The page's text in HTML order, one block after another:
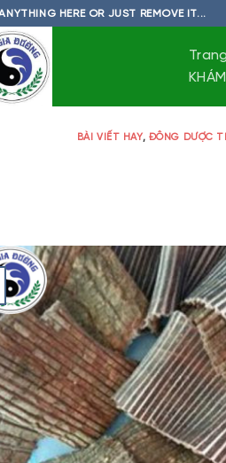
HERE OR JUST REMOVE IT...
BÀI VIẾT HAY, ĐÔNG DƯỢC